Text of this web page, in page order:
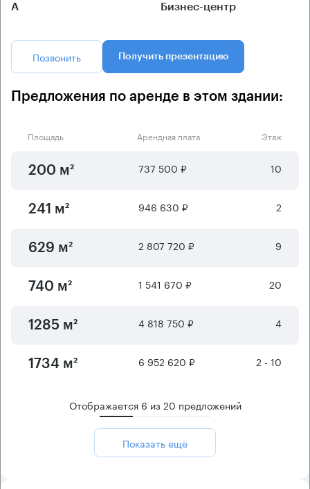
А Бизнес-центр
Позвонить Получить презентацию
Предложения по аренде в этом здании:
Площадь Арендная плата Этаж
200 м² 737 500 ₽ 10
241 м² 946 630 ₽ 2
629 м² 2 807 720 ₽ 9
740 м² 1 541 670 ₽ 20
1285 м² 4 818 750 ₽ 4
1734 м² 6 952 620 ₽ 2 - 10
Отображается 6 из20 предложений
Показать ещё